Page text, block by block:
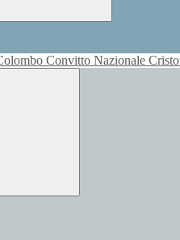
Convitto Nazionale